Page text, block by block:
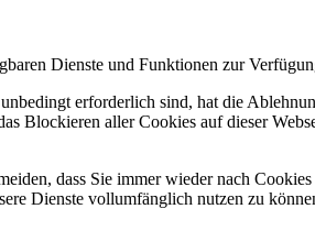
Dienste und Funktionen zur
erforderlich sind, hat die
Blockieren aller Cookies auf dieser
dass Sie immer wieder nach
Dienste vollumfänglich nutzen zu